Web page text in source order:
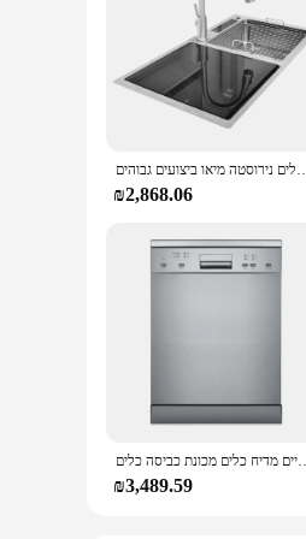
מיאו ביצועים גבוהים
₪2,868.06
כלים מכונת כביסה כלים
₪3,489.59